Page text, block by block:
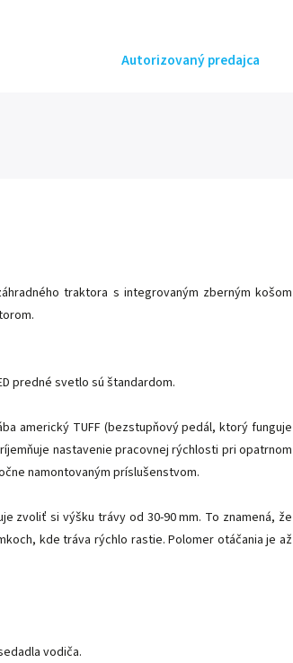
Autorizovaný predajca
traktora s integrovaným zberným košom
predné svetlo sú štandardom.
americký TUFF (bezstupňový pedál, ktorý funguje
nastavenie pracovnej rýchlosti pri opatrnom
namontovaným príslušenstvom.
zvoliť si výšku trávy od 30-90 mm. To znamená, že
kde tráva rýchlo rastie. Polomer otáčania je až
vodiča.